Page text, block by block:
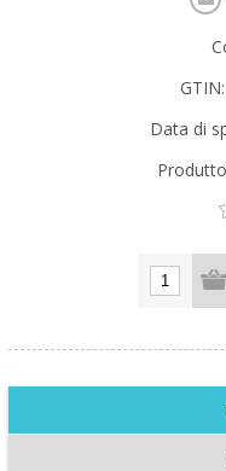
GTIN:
Data di